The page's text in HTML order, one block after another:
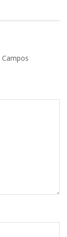
Campos